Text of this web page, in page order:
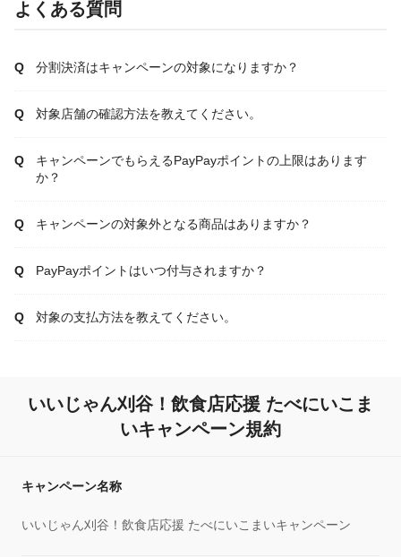
よくある質問
分割決済はキャンペーンの対象になりますか？
対象店舗の確認方法を教えてください。
キャンペーンでもらえるPayPayポイントの上限はあります
か？
キャンペーンの対象外となる商品はありますか？
PayPayポイントはいつ付与されますか？
対象の支払方法を教えてください。
いいじゃん刈谷！飲食店応援 たべにいこま
いキャンペーン規約
キャンペーン名称
いいじゃん刈谷！飲食店応援 たべにいこまいキャンペーン